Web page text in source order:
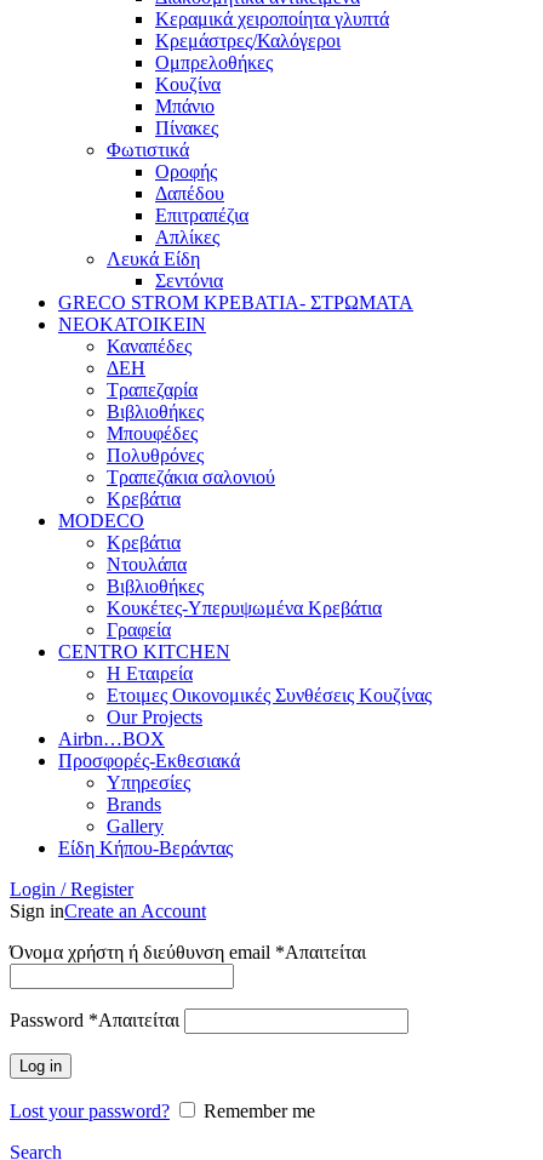
Κεραμικά χειροποίητα γλυπτά
Κρεμάστρες/Καλόγεροι
Ομπρελοθήκες
Κουζίνα
Μπάνιο
Πίνακες
Φωτιστικά
Οροφής
Δαπέδου
Επιτραπέζια
Απλίκες
Λευκά Είδη
Σεντόνια
GRECO STROM ΚΡΕΒΑΤΙΑ- ΣΤΡΩΜΑΤΑ
ΝΕΟΚΑΤΟΙΚΕΙΝ
Καναπέδες
ΔΕΗ
Τραπεζαρία
Βιβλιοθήκες
Μπουφέδες
Πολυθρόνες
Τραπεζάκια σαλονιού
Κρεβάτια
MODECO
Κρεβάτια
Ντουλάπα
Βιβλιοθήκες
Κουκέτες-Υπερυψωμένα Κρεβάτια
Γραφεία
CENTRO KITCHEN
Η Εταιρεία
Ετοιμες Οικονομικές Συνθέσεις Κουζίνας
Our Projects
Airbn…BOX
Προσφορές-Εκθεσιακά
Υπηρεσίες
Brands
Gallery
Είδη Κήπου-Βεράντας
Login / Register
Sign inCreate an Account
Όνομα χρήστη ή διεύθυνση email *Απαιτείται
Password *Απαιτείται
Log in
Lost your password?
Remember me
Search